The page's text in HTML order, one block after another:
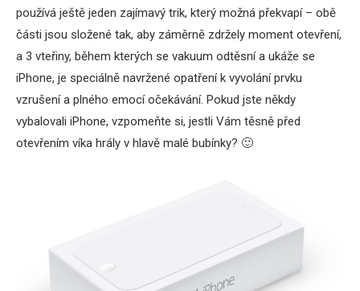
používá ještě jeden zajímavý trik, který možná překvapí – obě
části jsou složené tak, aby záměrně zdržely moment otevření,
a 3 vteřiny, během kterých se vakuum odtěsní a ukáže se
iPhone, je speciálně navržené opatření k vyvolání prvku
vzrušení a plného emocí očekávání. Pokud jste někdy
vybalovali iPhone, vzpomeňte si, jestli Vám těsně před
otevřením víka hrály v hlavě malé bubínky? 🙂